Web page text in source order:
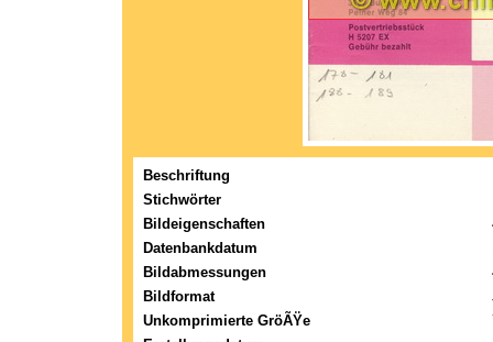
Beschriftung
Stichwörter
Bildeigenschaften
Datenbankdatum
Bildabmessungen
Bildformat
Unkomprimierte GröÃŸe